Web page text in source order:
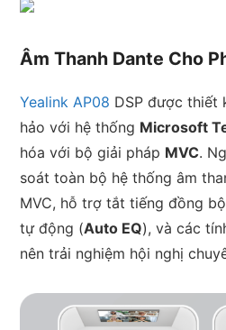
Âm Thanh Dante Cho
Yealink AP08 DSP được thiết
hảo với hệ thống Microsoft
hóa với bộ giải pháp MVC.
soát toàn bộ hệ thống âm
MVC, hỗ trợ tắt tiếng đồng
tự động (Auto EQ), và các
nên trải nghiệm hội nghị